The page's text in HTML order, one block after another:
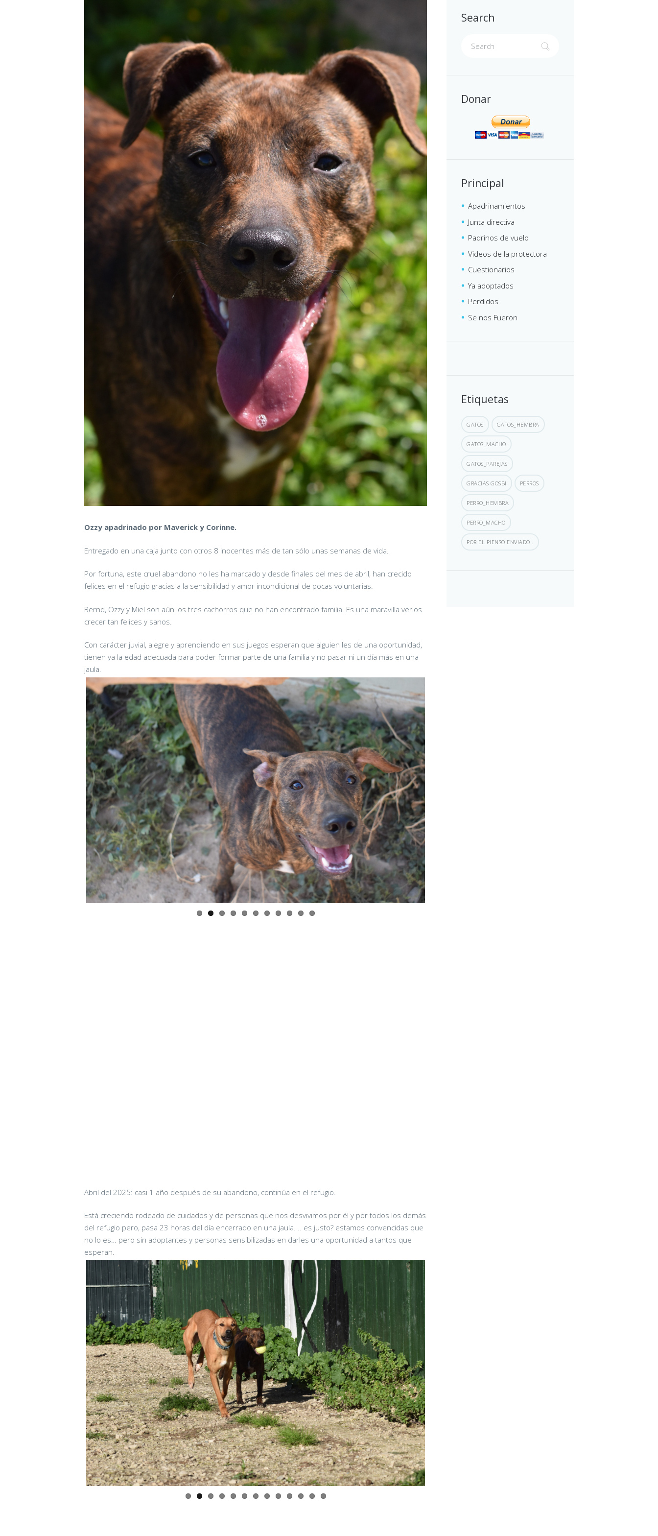
Ozzy apadrinado por Maverick y Corinne.
Entregado en una caja junto con otros 8 inocentes más de tan sólo unas semanas de vida.
Por fortuna, este cruel abandono no les ha marcado y desde finales del mes de abril, han crecido
felices en el refugio gracias a la sensibilidad y amor incondicional de pocas voluntarias.
Bernd, Ozzy y Miel son aún los tres cachorros que no han encontrado familia. Es una maravilla verlos
crecer tan felices y sanos.
Con carácter juvial, alegre y aprendiendo en sus juegos esperan que alguien les de una oportunidad,
tienen ya la edad adecuada para poder formar parte de una familia y no pasar ni un día más en una
jaula.
Abril del 2025: casi 1 año después de su abandono, continúa en el refugio.
Está creciendo rodeado de cuidados y de personas que nos desvivimos por él y por todos los demás
del refugio pero, pasa 23 horas del día encerrado en una jaula. .. es justo? estamos convencidas que
no lo es… pero sin adoptantes y personas sensibilizadas en darles una oportunidad a tantos que
esperan.
Search
Donar
Principal
Apadrinamientos
Junta directiva
Padrinos de vuelo
Videos de la protectora
Cuestionarios
Ya adoptados
Perdidos
Se nos Fueron
Etiquetas
GATOS GATOS_HEMBRA
GATOS_MACHO
GATOS_PAREJAS
GRACIAS GOSBI PERROS
PERRO_HEMBRA
PERRO_MACHO
POR EL PIENSO ENVIADO .